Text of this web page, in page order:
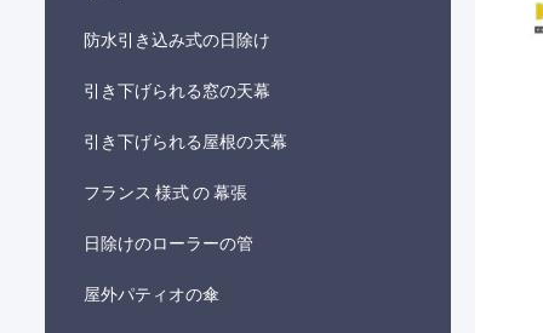
防水引き込み式の日除け
引き下げられる窓の天幕
引き下げられる屋根の天幕
フランス 様式 の 幕張
日除けのローラーの管
屋外パティオの傘